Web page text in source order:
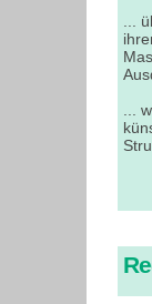
...
...